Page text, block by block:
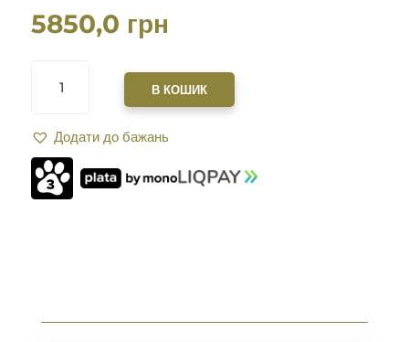
5850,0 грн
25
З
РЕГУЛЬОВАНОЮ
ЩОКОЮ
В КОШИК
Додати до бажань